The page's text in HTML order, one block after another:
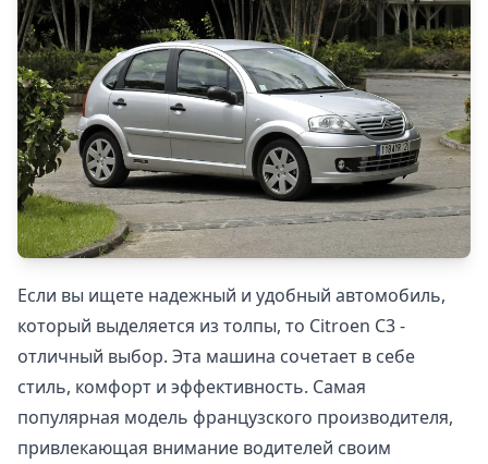
Если вы ищете надежный и удобный автомобиль,
который выделяется из толпы, то Citroen С3 -
отличный выбор. Эта машина сочетает в себе
стиль, комфорт и эффективность. Cамая
популярная модель французского производителя,
привлекающая внимание водителей своим